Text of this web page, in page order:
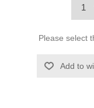
Please select